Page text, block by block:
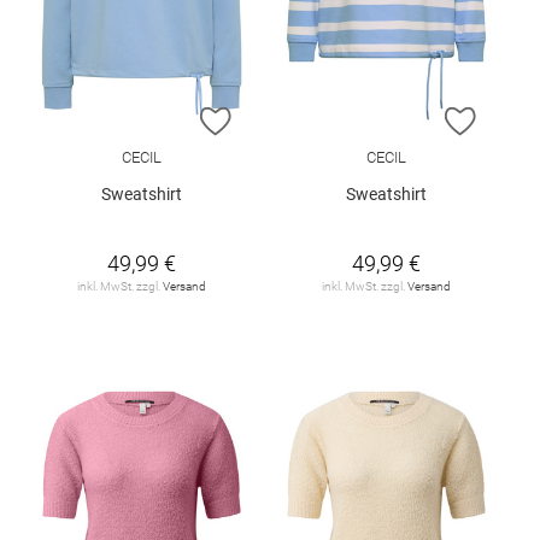
ZUR WUNSCHLISTE HINZUFÜGEN
CECIL
Sweatshirt
49,99 €
inkl. MwSt. zzgl.Versand
ZUR
CECIL
Sweatshirt
49,99 €
inkl. MwSt. zzgl.Versand